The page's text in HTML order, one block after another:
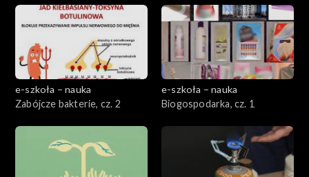
e-szkoła – nauka
Zabójcze bakterie, cz. 2
e-szkoła – nauka
Biogospodarka, cz. 1